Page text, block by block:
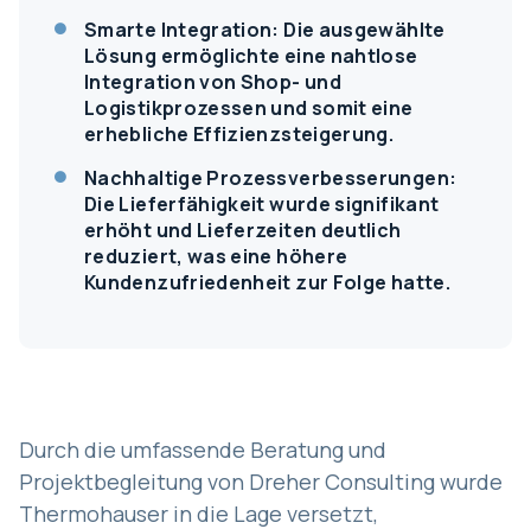
Smarte Integration: Die ausgewählte
Lösung ermöglichte eine nahtlose
Integration von Shop- und
Logistikprozessen und somit eine
erhebliche Effizienzsteigerung.
Nachhaltige Prozessverbesserungen:
Die Lieferfähigkeit wurde signifikant
erhöht und Lieferzeiten deutlich
reduziert, was eine höhere
Kundenzufriedenheit zur Folge hatte.
Durch die umfassende Beratung und
Projektbegleitung von Dreher Consulting wurde
Thermohauser in die Lage versetzt,